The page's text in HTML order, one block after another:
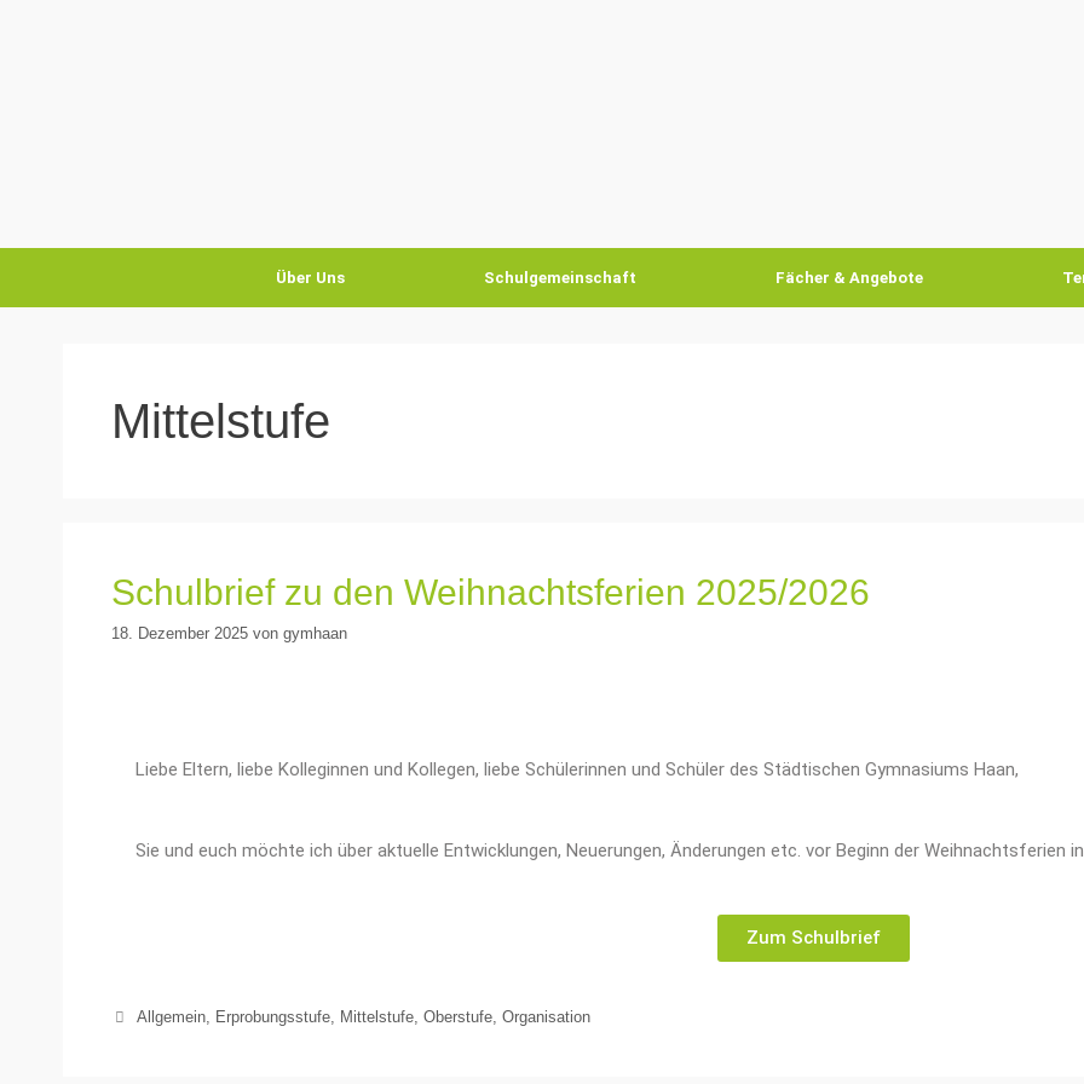
Über Uns Schulgemeinschaft Fächer & Angebote
Mittelstufe
Schulbrief zu den Weihnachtsferien 2025/2026
18. Dezember 2025 von gymhaan
Liebe Eltern, liebe Kolleginnen und Kollegen, liebe Schülerinnen und Schüler des Städtischen Gymnasiums Haan,
Sie und euch möchte ich über aktuelle Entwicklungen, Neuerungen, Änderungen etc. vor Beginn der Weihnachtsferien
Zum Schulbrief
Allgemein, Erprobungsstufe, Mittelstufe, Oberstufe, Organisation